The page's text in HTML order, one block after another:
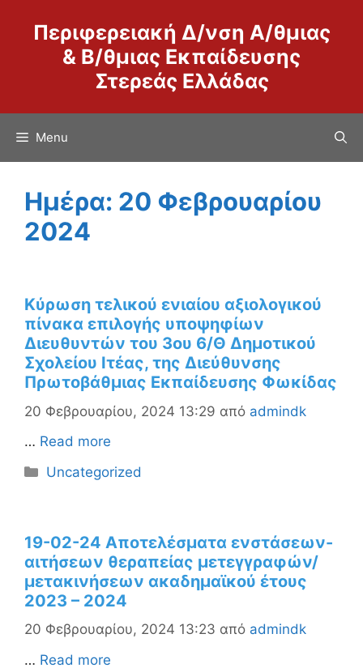
περιεχόμενο
Περιφερειακή Δ/νση Α/θμιας
& Β/θμιας Εκπαίδευσης
Στερεάς Ελλάδας
Menu
Ημέρα: 20 Φεβρουαρίου
2024
Κύρωση τελικού ενιαίου αξιολογικού
πίνακα επιλογής υποψηφίων
Διευθυντών του 3ου 6/Θ Δημοτικού
Σχολείου Ιτέας, της Διεύθυνσης
Πρωτοβάθμιας Εκπαίδευσης Φωκίδας
20 Φεβρουαρίου, 2024 13:29 από admindk
… Read more
Κατηγορίες
Uncategorized
19-02-24 Αποτελέσματα ενστάσεων-
αιτήσεων θεραπείας μετεγγραφών/
μετακινήσεων ακαδημαϊκού έτους
2023 – 2024
20 Φεβρουαρίου, 2024 13:23 από admindk
… Read more